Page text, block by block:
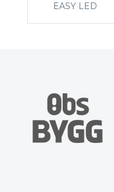
EASY LED